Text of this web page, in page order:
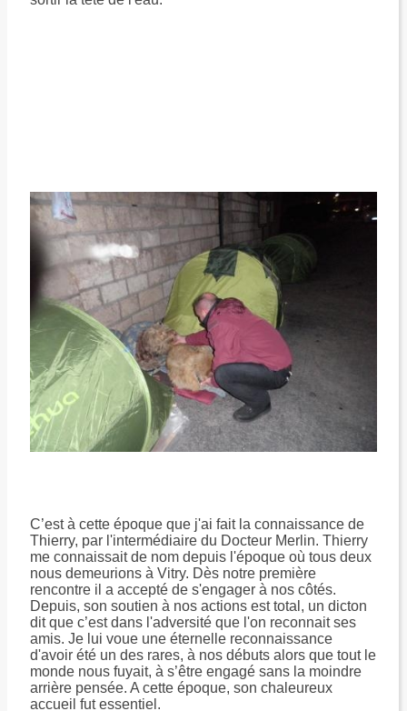
C’est à cette époque que j'ai fait la connaissance de
Thierry, par l'intermédiaire du Docteur Merlin. Thierry
me connaissait de nom depuis l'époque où tous deux
nous demeurions à Vitry. Dès notre première
rencontre il a accepté de s'engager à nos côtés.
Depuis, son soutien à nos actions est total, un dicton
dit que c’est dans l'adversité que l'on reconnait ses
amis. Je lui voue une éternelle reconnaissance
d'avoir été un des rares, à nos débuts alors que tout le
monde nous fuyait, à s’être engagé sans la moindre
arrière pensée. A cette époque, son chaleureux
accueil fut essentiel.